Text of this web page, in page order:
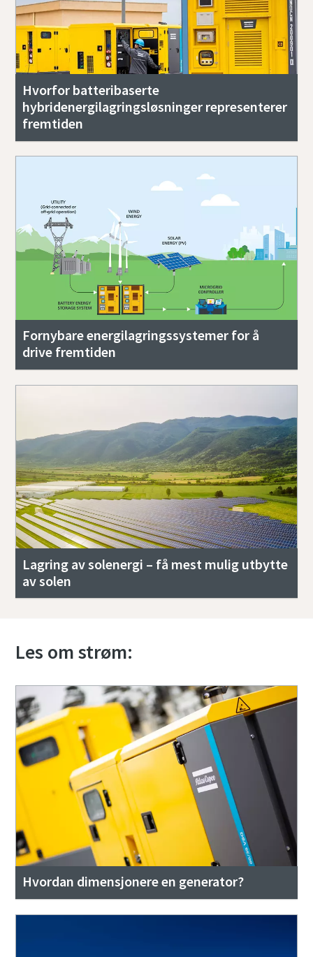
Hvorfor batteribaserte
hybridenergilagringsløsninger representerer
fremtiden
Fornybare energilagringssystemer for å
drive fremtiden
Lagring av solenergi – få mest mulig utbytte
av solen
Les om strøm:
Hvordan dimensjonere en generator?